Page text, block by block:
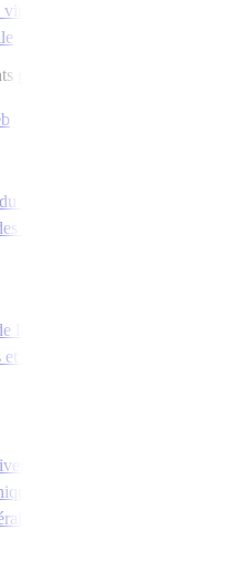
(VPN)
gratuits
PC
virus
la société
témoignages